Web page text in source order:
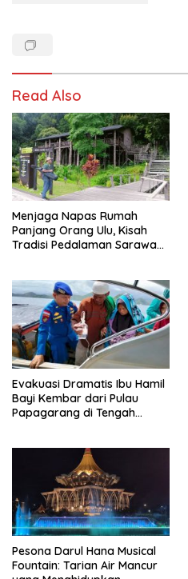
Read Also
Menjaga Napas Rumah
Panjang Orang Ulu, Kisah
Tradisi Pedalaman Sarawak
Evakuasi Dramatis Ibu Hamil
Bayi Kembar dari Pulau
Papagarang di Tengah
Pesona Darul Hana Musical
Fountain: Tarian Air Mancur